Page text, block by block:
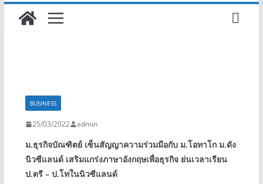
BUSINESS
25/03/2022 admin
ม.ธุรกิจบัณฑิตย์ เซ็นสัญญาความร่วมมือกับ ม.โอทาโก ม.ดัง
นิวซีแลนด์ เสริมแกร่งภาษาอังกฤษเพื่อธุรกิจ ย่นเวลาเรียน
ป.ตรี – ป.โทในนิวซีแลนด์